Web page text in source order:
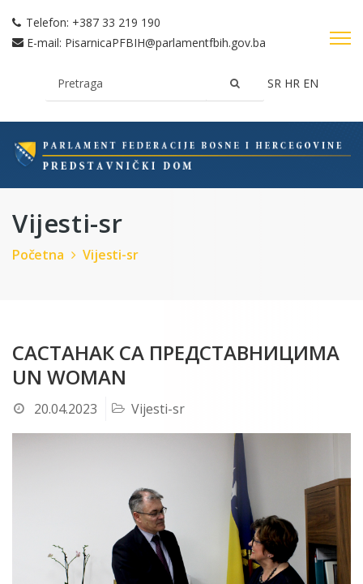
Telefon: +387 33 219 190
E-mail: PisarnicaPFBIH@parlamentfbih.gov.ba
SR HR EN
Vijesti-sr
Početna Vijesti-sr
САСТАНАК СА ПРЕДСТАВНИЦИМА
UN WOMAN
20.04.2023 Vijesti-sr